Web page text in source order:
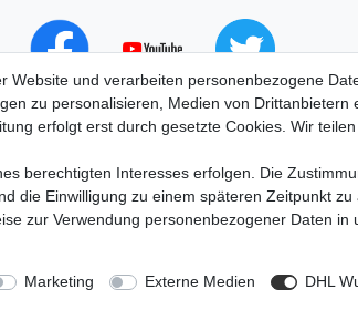
und verarbeiten personenbezogene
zu personalisieren, Medien von Drittanbietern
erfolgt erst durch gesetzte Cookies. Wir
berechtigten Interesses erfolgen. Die
die Einwilligung zu einem späteren Zeitpunkt zu
zur Verwendung personenbezogener Daten in
Marketing Externe Medien
DHL